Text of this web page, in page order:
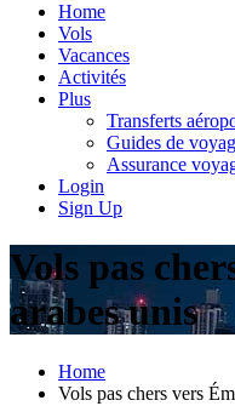
Home
Vols
Vacances
Activités
Plus
Transferts
Guides de
Assurance
Login
Sign Up
Vols pas
arabes unis
Home
Vols pas chers vers